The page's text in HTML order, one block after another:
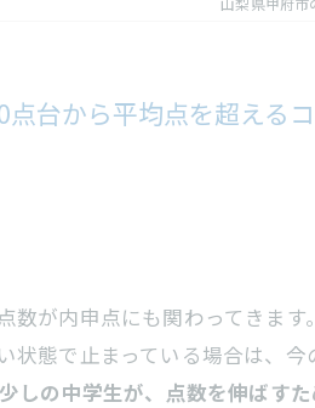
点台から平均点を超える
が内申点にも関わってきます。
態で止まっている場合は、
しの中学生が、点数を伸ばす